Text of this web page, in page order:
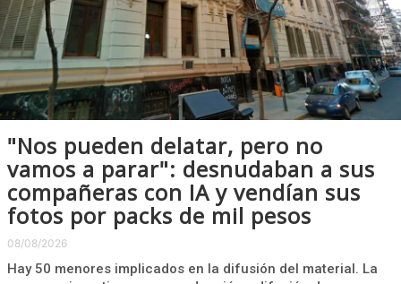
"Nos pueden delatar, pero no
vamos a parar": desnudaban a sus
compañeras con IA y vendían sus
fotos por packs de mil pesos
08/08/2026
Hay 50 menores implicados en la difusión del material. La